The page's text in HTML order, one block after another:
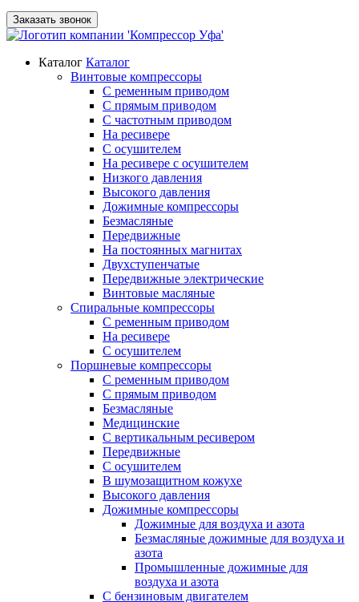
Заказать звонок
Каталог Каталог
Винтовые компрессоры
С ременным приводом
С прямым приводом
С частотным приводом
На ресивере
С осушителем
На ресивере с осушителем
Низкого давления
Высокого давления
Дожимные компрессоры
Безмасляные
Передвижные
На постоянных магнитах
Двухступенчатые
Передвижные электрические
Винтовые масляные
Спиральные компрессоры
С ременным приводом
На ресивере
С осушителем
Поршневые компрессоры
С ременным приводом
С прямым приводом
Безмасляные
Медицинские
С вертикальным ресивером
Передвижные
С осушителем
В шумозащитном кожухе
Высокого давления
Дожимные компрессоры
Дожимные для воздуха и азота
Безмасляные дожимные для воздуха и
азота
Промышленные дожимные для
воздуха и азота
С бензиновым двигателем